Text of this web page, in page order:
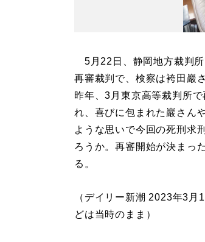
5月22日、静岡地方裁判
再審裁判で、検察は袴田巖
昨年、3月東京高等裁判所
れ、喜びに包まれた巖さん
ような思いで今回の死刑求
ろうか。再審開始が決まっ
る。
（デイリー新潮 2023年3
どは当時のまま）